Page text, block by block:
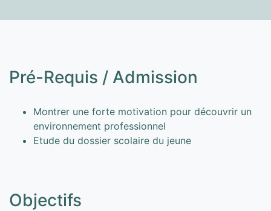
Pré-Requis / Admission
Montrer une forte motivation pour découvrir un
environnement professionnel
Etude du dossier scolaire du jeune
Objectifs